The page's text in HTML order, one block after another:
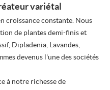
variétal
croissance constante. Nous
de plantes demi-finis et
Dipladenia, Lavandes,
devenus l'une des sociétés
à notre richesse de